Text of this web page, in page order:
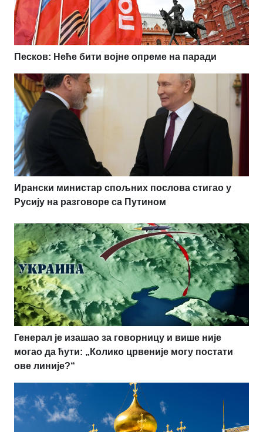
Песков: Неће бити војне опреме на паради
Ирански министар спољних послова стигао у
Русију на разговоре са Путином
Генерал је изашао за говорницу и више није
могао да ћути: „Колико црвеније могу постати
ове линије?“